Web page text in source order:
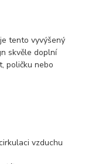
tento vyvýšený
skvěle doplní
poličku nebo
vzduchu